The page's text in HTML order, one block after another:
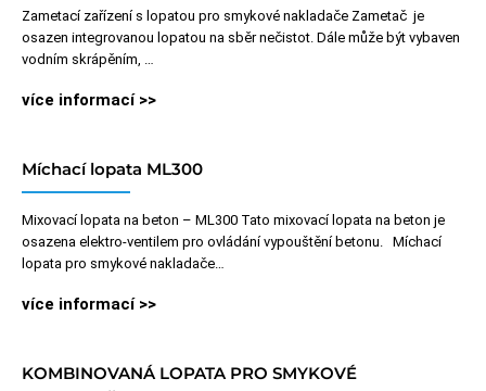
Zametací zařízení s lopatou pro smykové nakladače Zametač je
osazen integrovanou lopatou na sběr nečistot. Dále může být vybaven
vodním skrápěním, …
více informací >>
Míchací lopata ML300
Mixovací lopata na beton – ML300 Tato mixovací lopata na beton je
osazena elektro-ventilem pro ovládání vypouštění betonu. Míchací
lopata pro smykové nakladače…
více informací >>
KOMBINOVANÁ LOPATA PRO SMYKOVÉ